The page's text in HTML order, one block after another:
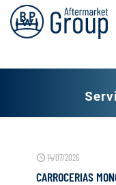
14/07/2026
CARROCERIAS